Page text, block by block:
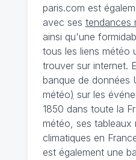
paris.com est
avec ses tendances
ainsi qu'une
tous les liens météo
trouver sur internet.
banque de données
météo) sur les
1850 dans toute la
météo, ses tableaux
climatiques en
est également une